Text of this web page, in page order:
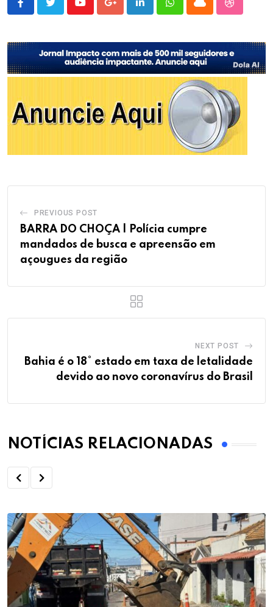
YoutubeGoogle+LinkedInWhatsappCloud
PREVIOUS POST
BARRA DO CHOÇA | Polícia cumpre
mandados de busca e apreensão em
açougues da região
NEXT POST
Bahia é o 18° estado em taxa de letalidade
devido ao novo coronavírus do Brasil
NOTÍCIAS RELACIONADAS